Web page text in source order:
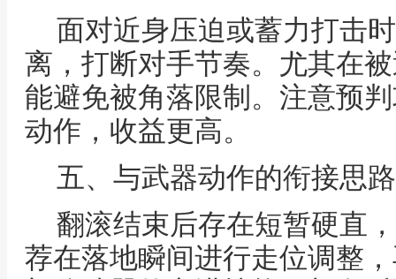
面对近身压迫或蓄力打击
离，打断对手节奏。尤其在
能避免被角落限制。注意预
动作，收益更高。
五、与武器动作的衔接思路
翻滚结束后存在短暂硬直
荐在落地瞬间进行走位调整